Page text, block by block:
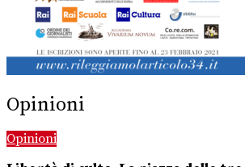
Opinioni
Opinioni